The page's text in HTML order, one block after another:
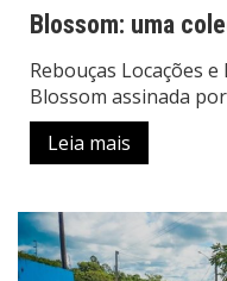
Blossom: uma
Rebouças Locações
Blossom assinada
Leia mais